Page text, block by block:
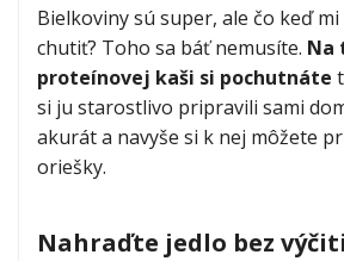
od3,99 €
Bielkoviny sú super, ale čo keď
chutiť? Toho sa báť nemusíte. Na
proteínovej kaši si pochutnáte
si ju starostlivo pripravili sami
akurát a navyše si k nej môžete
oriešky.
Nahraďte jedlo bez